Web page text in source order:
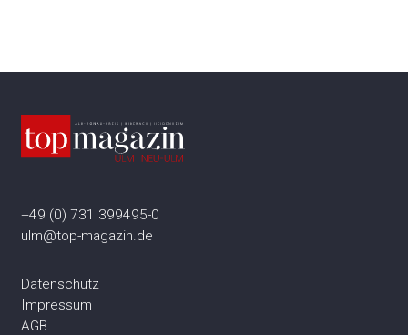
+49 (0) 731 399495-0
ulm@top-magazin.de
Datenschutz
Impressum
AGB